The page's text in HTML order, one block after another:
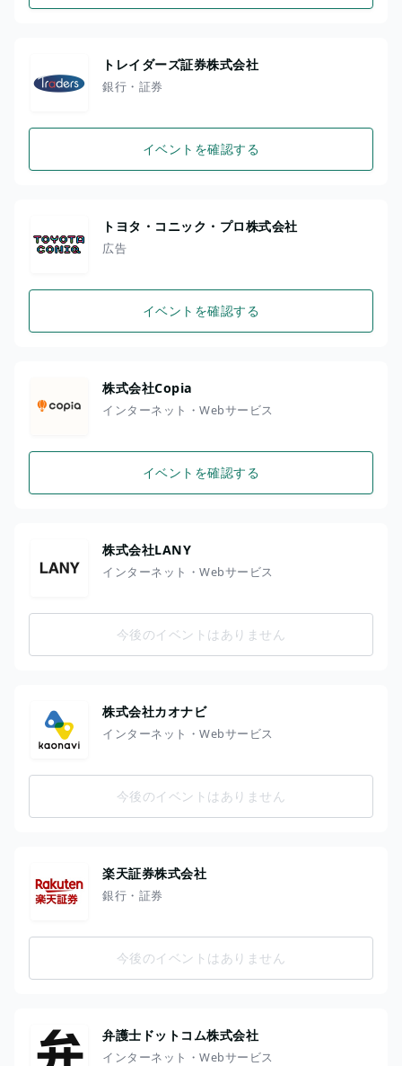
トレイダーズ証券株式会社
銀行・証券
イベントを確認する
トヨタ・コニック・プロ株式会社
広告
イベントを確認する
株式会社Copia
インターネット・Webサービス
イベントを確認する
株式会社LANY
インターネット・Webサービス
今後のイベントはありません
株式会社カオナビ
インターネット・Webサービス
今後のイベントはありません
楽天証券株式会社
銀行・証券
今後のイベントはありません
弁護士ドットコム株式会社
インターネット・Webサービス